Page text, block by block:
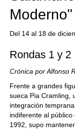
Moderno"
Del 14 al 18 de
Rondas 1 y 2
Crónica por Alfonso
Frente a grandes
sueca Pia Cramling,
integración
indiferente al
1992, supo